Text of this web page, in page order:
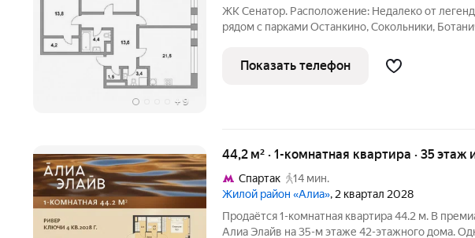
+ 9
ЖК Сенатор. Расположение: Недалеко от
рядом с парками Останкино, Сокольники,
метро Вднх 850 м, до центра 10 минут на
прямой выезд на
Показать телефон
44,2 м² · 1-комнатная квартира · 35 этаж
Спартак
14 мин.
Жилой район «Алиа», 2 квартал 2028
Продаётся 1-комнатная квартира 44.2 м. В
Алиа Элайв на 35-м этаже 42-этажного дома.